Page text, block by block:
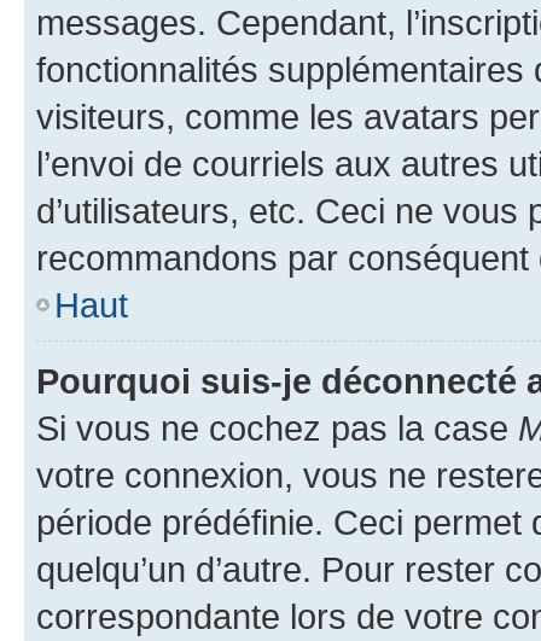
messages. Cependant,
fonctionnalités
visiteurs, comme les avatars
l’envoi de courriels aux autres
d’utilisateurs, etc. Ceci ne vous
recommandons par conséquent
Haut
Pourquoi suis-je déconnecté
Si vous ne cochez pas la case
votre connexion, vous ne
période prédéfinie. Ceci permet
quelqu’un d’autre. Pour rester
correspondante lors de votre